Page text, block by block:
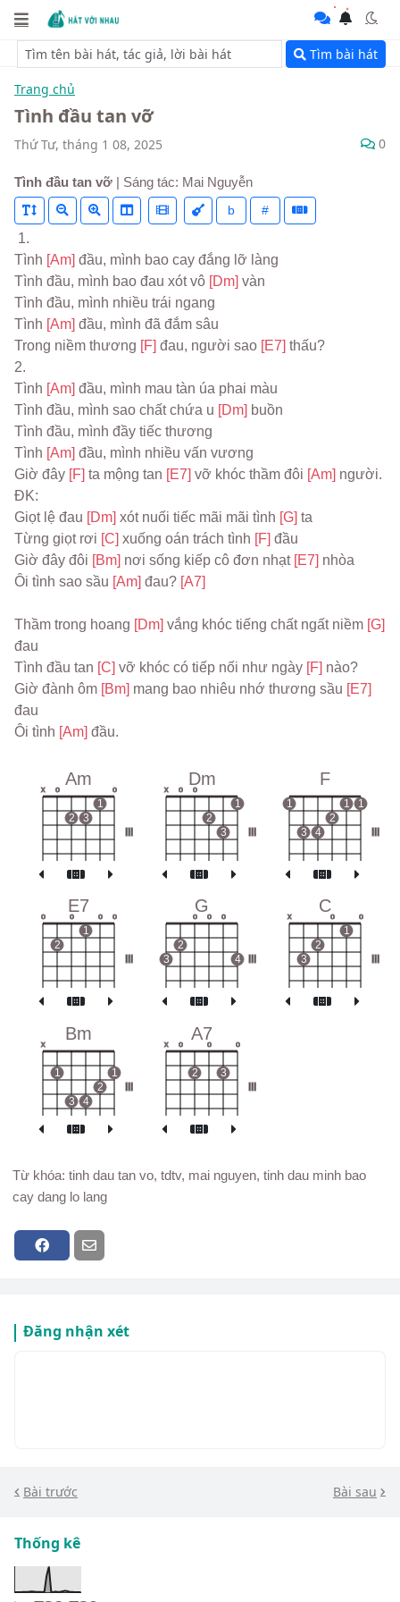
Tìm bài hát
Trang chủ
Tình đầu tan vỡ
Thứ Tư, tháng 1 08, 2025 0
Tình đầu tan vỡ | Sáng tác: Mai Nguyễn
b #
1.
Tình [Am] đầu, mình bao cay đắng lỡ làng
Tình đầu, mình bao đau xót vô [Dm] vàn
Tình đầu, mình nhiều trái ngang
Tình [Am] đầu, mình đã đắm sâu
Trong niềm thương [F] đau, người sao [E7] thấu?
2.
Tình [Am] đầu, mình mau tàn úa phai màu
Tình đầu, mình sao chất chứa u [Dm] buồn
Tình đầu, mình đầy tiếc thương
Tình [Am] đầu, mình nhiều vấn vương
Giờ đây [F] ta mộng tan [E7] vỡ khóc thầm đôi [Am] người.
ĐK:
Giọt lệ đau [Dm] xót nuối tiếc mãi mãi tình [G] ta
Từng giọt rơi [C] xuống oán trách tình [F] đầu
Giờ đây đôi [Bm] nơi sống kiếp cô đơn nhạt [E7] nhòa
Ôi tình sao sầu [Am] đau? [A7]
Thầm trong hoang [Dm] vắng khóc tiếng chất ngất niềm
đau
Tình đầu tan [C] vỡ khóc có tiếp nối như ngày [F] nào?
Giờ đành ôm [Bm] mang bao nhiêu nhớ thương sầu
đau
Ôi tình [Am] đầu.
Am
x o
2 3
1
o
Dm
x o o
2
3
1
F
1
3 4
2
1 1
E7
o
2
o
1
o o
G
3
2
o o o
4
C
x
3
2
o
1
o
Bm
x
1
3 4
2
1
A7
x o
2
o
3
o
Từ khóa: tinh dau tan vo, tdtv, mai nguyen, tinh dau minh bao
cay dang lo lang
Đăng nhận xét
Bài trước Bài sau
Thống kê